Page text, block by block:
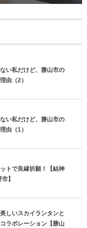
い私だけど、勝山市の
由（2）
い私だけど、勝山市の
由（1）
トで良縁祈願！【結神
】
しいスカイランタンと
ラボレーション【勝山